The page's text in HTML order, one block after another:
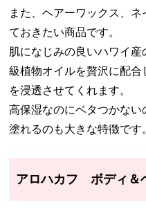
また、ヘアーワックス、
ておきたい商品です。
肌になじみの良いハワイ
級植物オイルを贅沢に配
を浸透させてくれます。
高保湿なのにベタつかな
塗れるのも大きな特徴です
アロハカフ ボディ＆